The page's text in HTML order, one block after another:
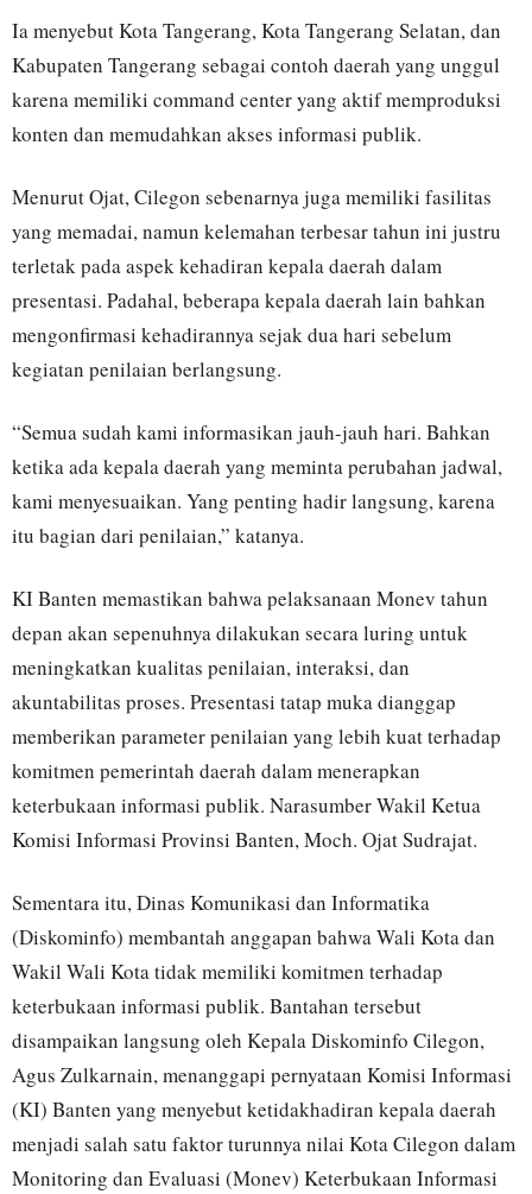
Ia menyebut Kota Tangerang, Kota Tangerang Selatan, dan
Kabupaten Tangerang sebagai contoh daerah yang unggul
karena memiliki command center yang aktif memproduksi
konten dan memudahkan akses informasi publik.
Menurut Ojat, Cilegon sebenarnya juga memiliki fasilitas
yang memadai, namun kelemahan terbesar tahun ini justru
terletak pada aspek kehadiran kepala daerah dalam
presentasi. Padahal, beberapa kepala daerah lain bahkan
mengonfirmasi kehadirannya sejak dua hari sebelum
kegiatan penilaian berlangsung.
“Semua sudah kami informasikan jauh-jauh hari. Bahkan
ketika ada kepala daerah yang meminta perubahan jadwal,
kami menyesuaikan. Yang penting hadir langsung, karena
itu bagian dari penilaian,” katanya.
KI Banten memastikan bahwa pelaksanaan Monev tahun
depan akan sepenuhnya dilakukan secara luring untuk
meningkatkan kualitas penilaian, interaksi, dan
akuntabilitas proses. Presentasi tatap muka dianggap
memberikan parameter penilaian yang lebih kuat terhadap
komitmen pemerintah daerah dalam menerapkan
keterbukaan informasi publik. Narasumber Wakil Ketua
Komisi Informasi Provinsi Banten, Moch. Ojat Sudrajat.
Sementara itu, Dinas Komunikasi dan Informatika
(Diskominfo) membantah anggapan bahwa Wali Kota dan
Wakil Wali Kota tidak memiliki komitmen terhadap
keterbukaan informasi publik. Bantahan tersebut
disampaikan langsung oleh Kepala Diskominfo Cilegon,
Agus Zulkarnain, menanggapi pernyataan Komisi Informasi
(KI) Banten yang menyebut ketidakhadiran kepala daerah
menjadi salah satu faktor turunnya nilai Kota Cilegon dalam
Monitoring dan Evaluasi (Monev) Keterbukaan Informasi